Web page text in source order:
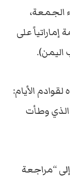
الجمعة،
على
الأيام:
الذي وطأت
“مراجعة